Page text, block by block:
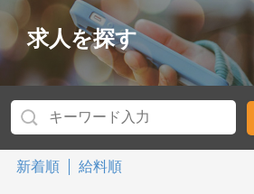
求人を探す
新着順 給料順